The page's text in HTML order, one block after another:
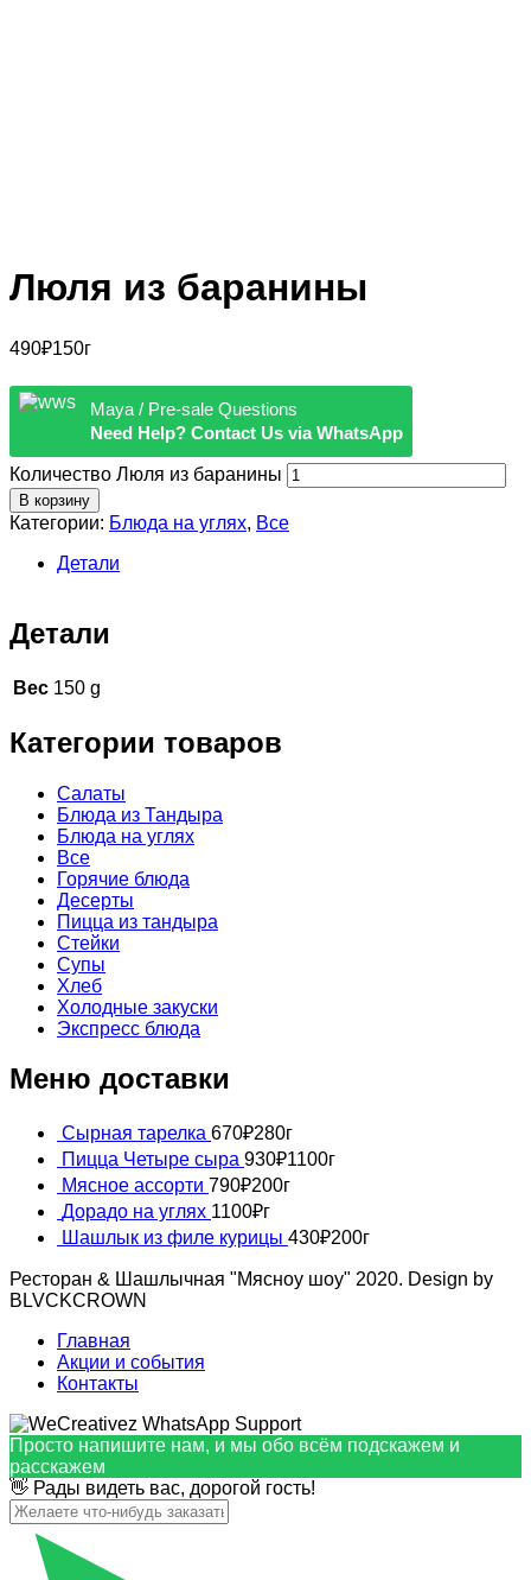
Люля из баранины
490₽150г
Maya / Pre-sale Questions
Need Help? Contact Us via WhatsApp
Количество Люля из баранины
В корзину
Категории: Блюда на углях, Все
Детали
Детали
Вес 150 g
Категории товаров
Cалаты
Блюда из Тандыра
Блюда на углях
Все
Горячие блюда
Десерты
Пицца из тандыра
Стейки
Супы
Хлеб
Холодные закуски
Экспресс блюда
Меню доставки
Сырная тарелка 670₽280г
Пицца Четыре сыра 930₽1100г
Мясное ассорти 790₽200г
Дорадо на углях 1100₽г
Шашлык из филе курицы 430₽200г
Ресторан & Шашлычная "Мясноу шоу" 2020. Design by
BLVCKCROWN
Главная
Акции и события
Контакты
Просто напишите нам, и мы обо всём подскажем и
расскажем
👋 Рады видеть вас, дорогой гость!